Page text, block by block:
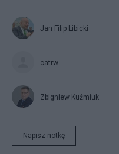
Jan Filip Libicki
catrw
Zbigniew Kuźmiuk
Napisz notkę